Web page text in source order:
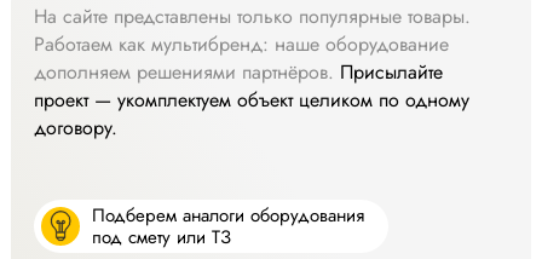
На сайте представлены только популярные товары.
Работаем как мультибренд: наше оборудование
дополняем решениями партнёров. Присылайте
проект — укомплектуем объект целиком по одному
договору.
Подберем аналоги оборудования
под смету или ТЗ